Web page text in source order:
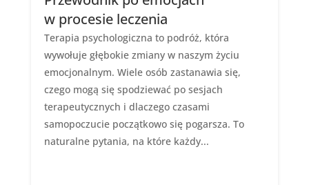
w procesie leczenia
Terapia psychologiczna to podróż, która
wywołuje głębokie zmiany w naszym życiu
emocjonalnym. Wiele osób zastanawia się,
czego mogą się spodziewać po sesjach
terapeutycznych i dlaczego czasami
samopoczucie początkowo się pogarsza. To
naturalne pytania, na które każdy...